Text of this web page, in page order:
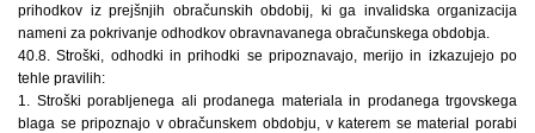
prihodkov iz prejšnjih obračunskih obdobij, ki ga invalidska organizacija
nameni za pokrivanje odhodkov obravnavanega obračunskega obdobja.
40.8. Stroški, odhodki in prihodki se pripoznavajo, merijo in izkazujejo po
tehle pravilih:
1. Stroški porabljenega ali prodanega materiala in prodanega trgovskega
blaga se pripoznajo v obračunskem obdobju, v katerem se material porabi